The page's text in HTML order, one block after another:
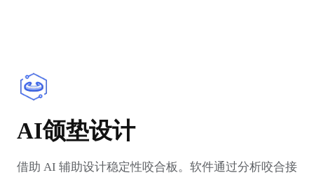
AI颌垫设计
借助 AI 辅助设计稳定性咬合板。软件通过分析咬合接